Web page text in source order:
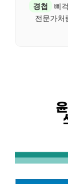
경첩
삐
전문가처